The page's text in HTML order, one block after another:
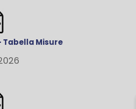
Tabella Misure